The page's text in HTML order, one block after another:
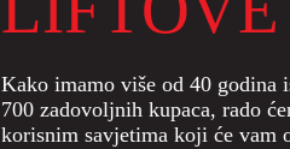
Kako imamo više od 40 godina
700 zadovoljnih kupaca, rado
korisnim savjetima koji će vam
opreme: skela, građevinsko
za beton, oprema za kranove i